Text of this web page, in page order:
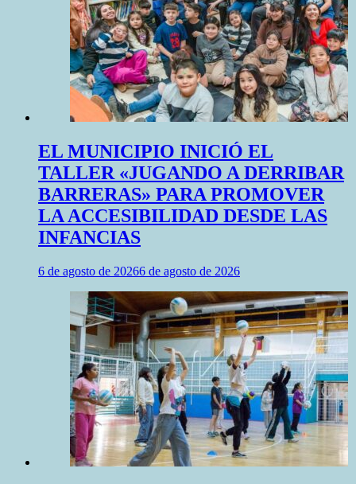
EL MUNICIPIO INICIÓ EL
TALLER «JUGANDO A DERRIBAR
BARRERAS» PARA PROMOVER
LA ACCESIBILIDAD DESDE LAS
INFANCIAS
6 de agosto de 20266 de agosto de 2026